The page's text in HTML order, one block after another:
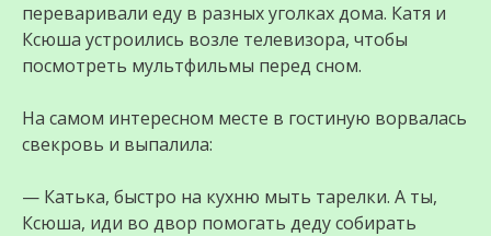
переваривали еду в разных уголках дома. Катя и
Ксюша устроились возле телевизора, чтобы
посмотреть мультфильмы перед сном.
На самом интересном месте в гостиную ворвалась
свекровь и выпалила:
— Катька, быстро на кухню мыть тарелки. А ты,
Ксюша, иди во двор помогать деду собирать